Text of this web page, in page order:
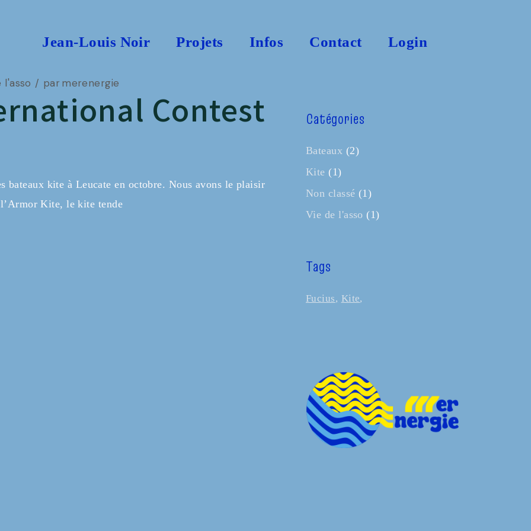
Jean-Louis Noir Projets Infos Contact Login
l'asso par merenergie
Contest
bateaux kite à Leucate en octobre. Nous avons le plaisir
Kite, le kite tende
Catégories
Bateaux (2)
Kite (1)
Non classé (1)
Vie de l'asso (1)
Tags
Fucius Kite